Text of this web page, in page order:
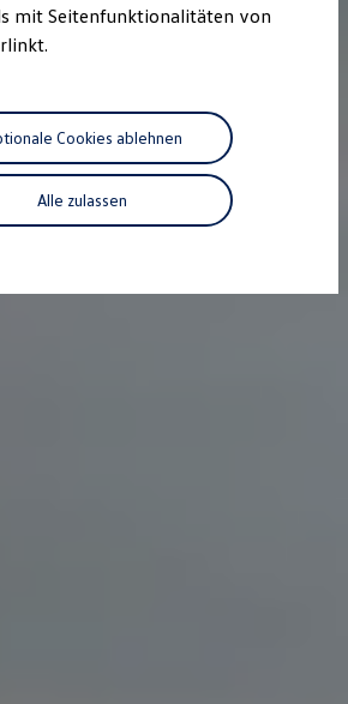
Ersatzteile
und Flüssigkeiten
und Reifen
und Unfallhilfe
Service
Teile
mit Seitenfunktionalitäten von
Alle zulassen
Cookies ablehnen